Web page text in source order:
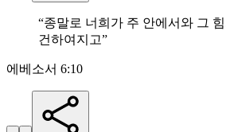
“종말로 너희가 주 안에서와 그
건하여지고”
에베소서 6:10